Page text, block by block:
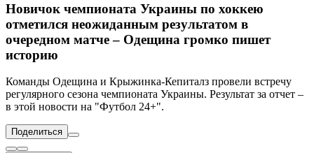
Новичок чемпионата Украины по хоккею
отметился неожиданным результатом в
очередном матче – Одещина громко пишет
историю
Команды Одещина и Крыжинка-Кепиталз провели встречу
регулярного сезона чемпионата Украины. Результат за отчет –
в этой новости на "Футбол 24+".
Поделиться